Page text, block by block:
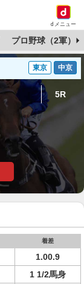
dメニュー
プロ野球（2軍）
東京 中京
5R
着差
1.00.9
1 1/2馬身